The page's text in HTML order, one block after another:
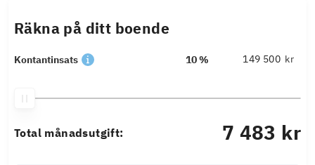
Räkna på ditt boende
Kontantinsats 10 % kr
Total månadsutgift: 7 483 kr